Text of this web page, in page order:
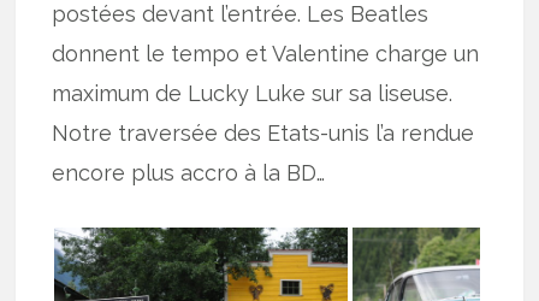
postées devant l’entrée. Les Beatles
donnent le tempo et Valentine charge un
maximum de Lucky Luke sur sa liseuse.
Notre traversée des Etats-unis l’a rendue
encore plus accro à la BD…